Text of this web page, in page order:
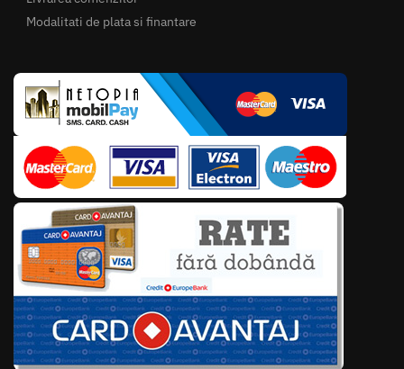
Modalitati de plata si finantare